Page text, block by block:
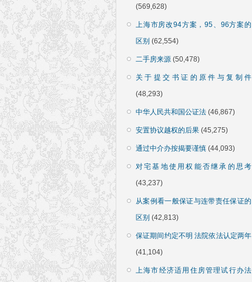
(569,628)
上海市房改94方案，95、96方案的
区别 (62,554)
二手房来源 (50,478)
关于提交书证的原件与复制件
(48,293)
中华人民共和国公证法 (46,867)
安置协议越权的后果 (45,275)
通过中介办按揭要谨慎 (44,093)
对宅基地使用权能否继承的思考
(43,237)
从案例看一般保证与连带责任保证的
区别 (42,813)
保证期间约定不明 法院依法认定两年
(41,104)
上海市经济适用住房管理试行办法